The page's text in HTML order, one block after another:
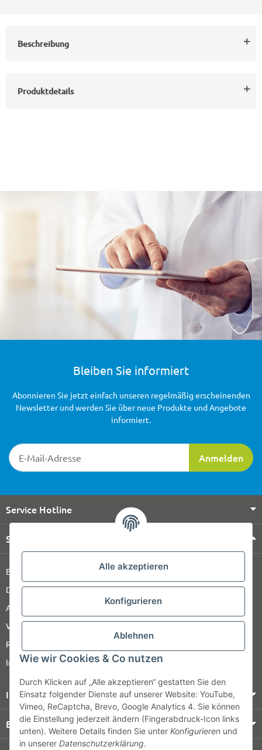
Alle akzeptieren
Konfigurieren
Ablehnen
Wie wir Cookies & Co nutzen
Durch Klicken auf „Alle akzeptieren“ gestatten Sie den
Einsatz folgender Dienste auf unserer Website: YouTube,
Vimeo, ReCaptcha, Brevo, Google Analytics 4. Sie können
die Einstellung jederzeit ändern (Fingerabdruck-Icon links
unten). Weitere Details finden Sie unter Konfigurieren und
in unserer Datenschutzerklärung.
Beschreibung
Produktdetails
Bleiben Sie informiert
Newsletter-Registrierung
Anmelden
Abonnieren Sie jetzt einfach unseren regelmäßig erscheinenden
Newsletter und werden Sie über neue Produkte und Angebote
informiert.
Service Hotline
Shop Service
Barrierefreiheitserklärung
Datenschutz
AGB
Versandinformationen
Retour
Impressum
Informationen
Bezahlung & Versand